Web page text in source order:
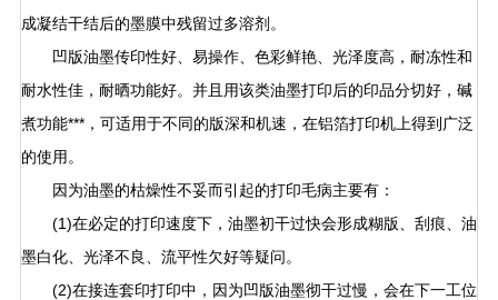
成凝结干结后的墨膜中残留过多溶剂。
凹版油墨传印性好、易操作、色彩鲜艳、光泽度高，耐冻性和
耐水性佳，耐晒功能好。并且用该类油墨打印后的印品分切好，碱
煮功能***，可适用于不同的版深和机速，在铝箔打印机上得到广泛
的使用。
因为油墨的枯燥性不妥而引起的打印毛病主要有：
(1)在必定的打印速度下，油墨初干过快会形成糊版、刮痕、油
墨白化、光泽不良、流平性欠好等疑问。
(2)在接连套印打印中，因为凹版油墨彻干过慢，会在下一工位